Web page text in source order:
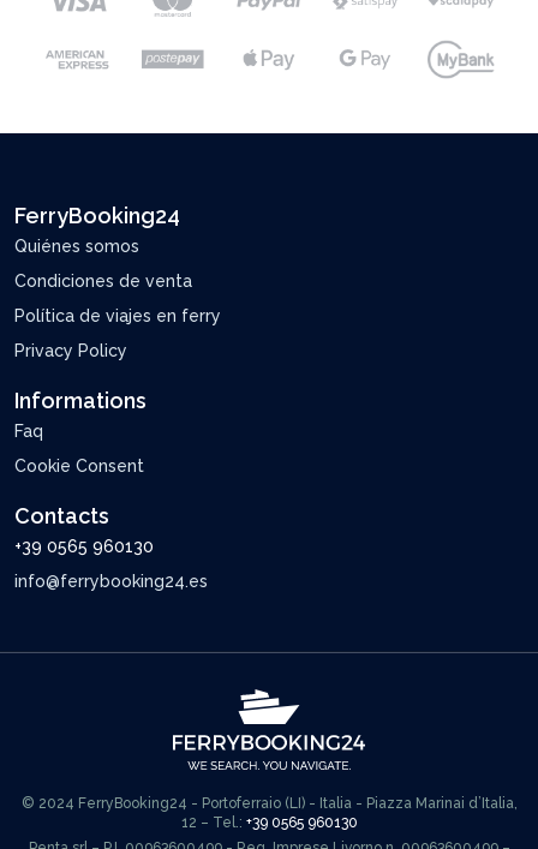
FerryBooking24
Quiénes somos
Condiciones de venta
Política de viajes en ferry
Privacy Policy
Informations
Faq
Cookie Consent
Contacts
+39 0565 960130
info@ferrybooking24.es
© 2024 FerryBooking24 - Portoferraio (LI) - Italia - Piazza Marinai d’Italia,
12 – Tel.: +39 0565 960130